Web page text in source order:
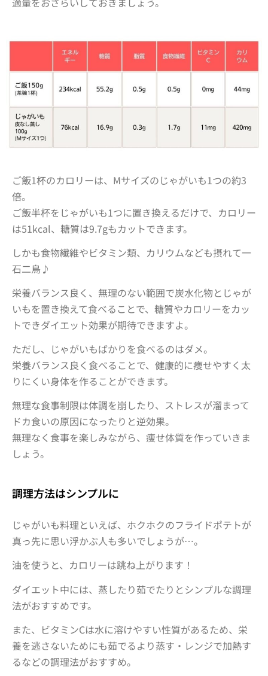
ご飯1杯のカロリーは、Mサイズのじゃがいも1つの約3
倍。
ご飯半杯をじゃがいも1つに置き換えるだけで、 カロリー
は51kcal、糖質は9.7gもカットできます。
しかも食物繊維やビタミン類、カリウムなども摂れて一
石二鳥♪
栄養バランス良く、無理のない範囲で炭水化物とじゃが
いもを置き換えて食べることで、糖質やカロリーをカッ
トできダイエット効果が期待できますよ。
ただし、じゃがいもばかりを食べるのはダメ。
栄養バランス良く食べることで、健康的に痩せやすく太
りにくい身体を作ることができます。
無理な食事制限は体調を崩したり、ストレスが溜まって
ドカ食いの原因になったりと逆効果。
無理なく食事を楽しみながら、痩せ体質を作っていきま
しょう。
調理方法はシンプルに
じゃがいも料理といえば、ホクホクのフライドポテトが
真っ先に思い浮かぶ人も多いでしょうが…。
油を使うと、カロリーは跳ね上がります ！
ダイエット中には、蒸したり茹でたりとシンプルな調理
法がおすすめです。
また、ビタミンCは水に溶けやすい性質があるため、栄
養を逃さないためにも茹でるより蒸す・レンジで加熱す
るなどの調理法がおすすめ。